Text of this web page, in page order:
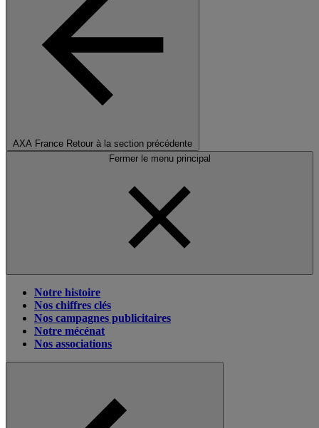
AXA France Retour à la section précédente
Fermer le menu principal
Notre histoire
Nos chiffres clés
Nos campagnes publicitaires
Notre mécénat
Nos associations